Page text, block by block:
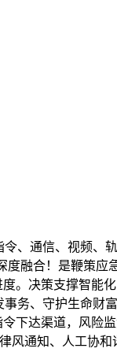
通信、视频、
融合！是鞭策
决策支撑智能
、守护生命财
下达渠道，风险
通知、人工协